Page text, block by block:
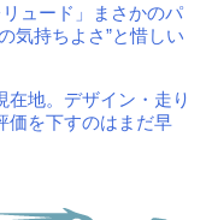
ュード」まさかのパ
気持ちよさ”と惜しい
在地。デザイン・走り
価を下すのはまだ早